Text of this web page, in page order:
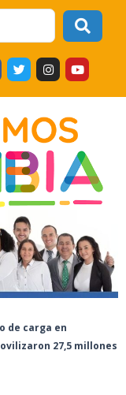
T
w
i
e
r
I
n
s
g
r
a
m
Y
o
u
b
e
de carga en
27,5 millones